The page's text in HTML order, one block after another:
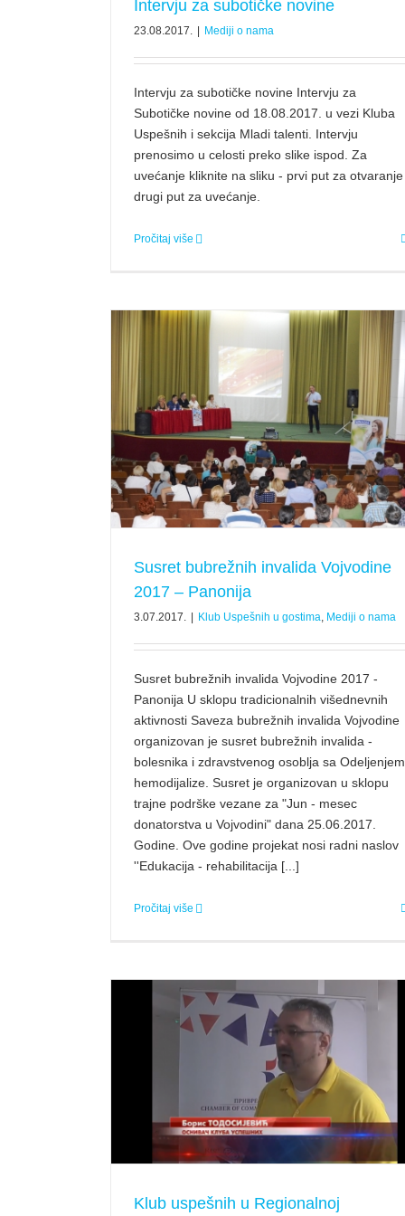
Intervju za subotičke novine
23.08.2017. | Mediji o nama
Intervju za subotičke novine Intervju za
Subotičke novine od 18.08.2017. u vezi Kluba
Uspešnih i sekcija Mladi talenti. Intervju
prenosimo u celosti preko slike ispod. Za
uvećanje kliknite na sliku - prvi put za
drugi put za uvećanje.
Pročitaj više
Susret bubrežnih invalida Vojvodine
2017 – Panonija
3.07.2017. Klub Uspešnih u gostima, Mediji o nama
Susret bubrežnih invalida Vojvodine 2017 -
Panonija U sklopu tradicionalnih višednevnih
aktivnosti Saveza bubrežnih invalida Vojvodine
organizovan je susret bubrežnih invalida -
bolesnika i zdravstvenog osoblja sa Odeljenjem
hemodijalize. Susret je organizovan u sklopu
trajne podrške vezane za "Jun - mesec
donatorstva u Vojvodini" dana 25.06.2017.
Godine. Ove godine projekat nosi radni naslov
''Edukacija - rehabilitacija [...]
Pročitaj više
Klub uspešnih u Regionalnoj